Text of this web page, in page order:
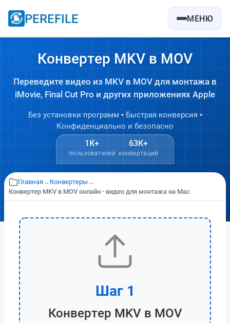
PEREFILE МЕНЮ
Конвертер MKV в MOV
Переведите видео из MKV в MOV для монтажа в
iMovie, Final Cut Pro и других приложениях Apple
Без установки программ • Быстрая конверсия •
Конфиденциально и безопасно
1К+
пользователей
63К+
конвертаций
Главная→ Конвертеры→
Конвертер MKV в MOV онлайн - видео для монтажа на Mac
Шаг 1
Конвертер MKV в MOV